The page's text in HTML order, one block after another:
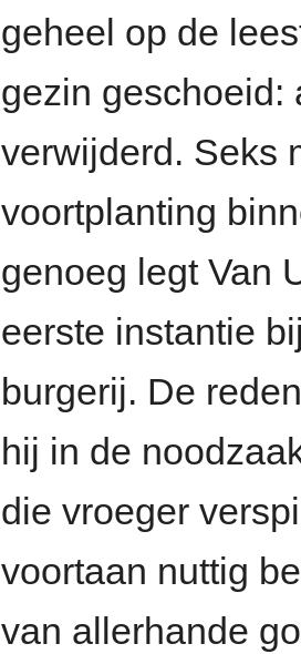
geheel op de
gezin geschoeid:
verwijderd. Seks
voortplanting
genoeg legt Van
eerste instantie
burgerij. De
hij in de
die vroeger
voortaan nuttig
van allerhande